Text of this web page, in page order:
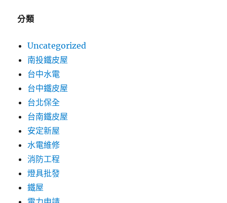
分類
Uncategorized
南投鐵皮屋
台中水電
台中鐵皮屋
台北保全
台南鐵皮屋
安定新屋
水電維修
消防工程
燈具批發
鐵屋